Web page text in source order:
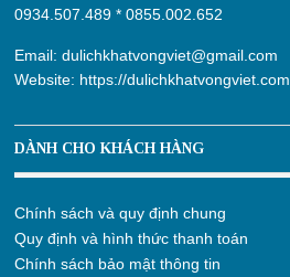
0934.507.489 *0855.002.652
Email:dulichkhatvongviet@gmail.com
Website: https://dulichkhatvongviet.com
DÀNH CHO KHÁCH HÀNG
Chính sách và quy định chung
Quy định và hình thức thanh toán
Chính sách bảo mật thông tin